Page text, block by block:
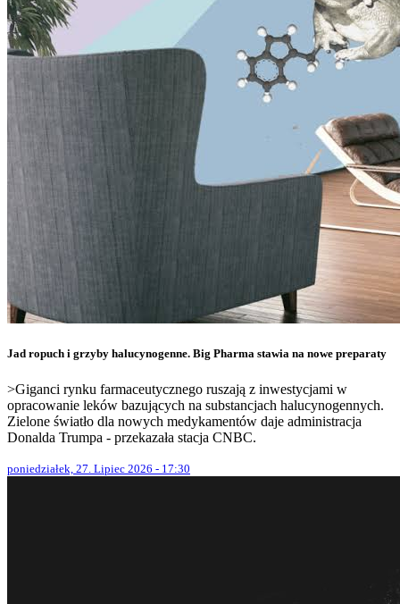
Jad ropuch i grzyby halucynogenne. Big Pharma stawia na nowe preparaty
>Giganci rynku farmaceutycznego ruszają z inwestycjami w
opracowanie leków bazujących na substancjach halucynogennych.
Zielone światło dla nowych medykamentów daje administracja
Donalda Trumpa - przekazała stacja CNBC.
poniedziałek, 27. Lipiec 2026 - 17:30